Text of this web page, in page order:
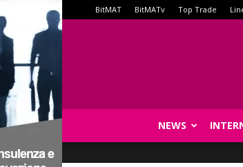
BitMAT BitMATv Top Trade
NEWS